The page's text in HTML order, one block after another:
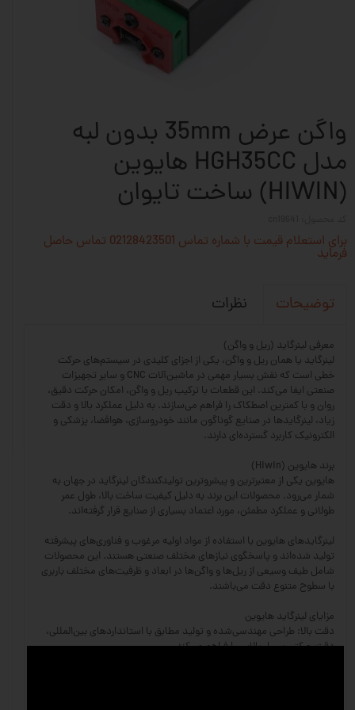
واگن عرض 35mm بدون لبه
مدل HGH35CC هایوین
(HIWIN) ساخت تایوان
برای استعلام قیمت با شماره تماس 02128423501 تماس حاصل
فرماید
توضیحات نظرات
معرفی لینرگاید (ریل و واگن)
لینرگاید یا همان ریل و واگن، یکی از اجزای کلیدی در سیستم‌های حرکت
خطی است که نقش بسیار مهمی در ماشین‌آلات CNC و سایر تجهیزات
صنعتی ایفا می‌کند. این قطعات با ترکیب ریل و واگن، امکان حرکت دقیق،
روان و با کمترین اصطکاک را فراهم می‌سازند. به دلیل عملکرد بالا و دقت
زیاد، لینرگایدها در صنایع گوناگون مانند خودروسازی، هوافضا، پزشکی و
الکترونیک کاربرد گسترده‌ای دارند.
برند هایوین (Hiwin)
هایوین یکی از معتبرترین و پیشروترین تولیدکنندگان لینرگاید در جهان به
شمار می‌رود. محصولات این برند به دلیل کیفیت ساخت بالا، طول عمر
طولانی و عملکرد مطمئن، مورد اعتماد بسیاری از صنایع قرار گرفته‌اند.
لینرگایدهای هایوین با استفاده از مواد اولیه مرغوب و فناوری‌های پیشرفته
تولید شده‌اند و پاسخگوی نیازهای مختلف صنعتی هستند. این محصولات
شامل طیف وسیعی از ریل‌ها و واگن‌ها در ابعاد و ظرفیت‌های مختلف باربری
با سطوح متنوع دقت می‌باشند.
مزایای لینرگاید هایوین
دقت بالا: طراحی مهندسی‌شده و تولید مطابق با استانداردهای بین‌المللی،
دقت حرکتی بسیار بالایی را فراهم می‌کند.